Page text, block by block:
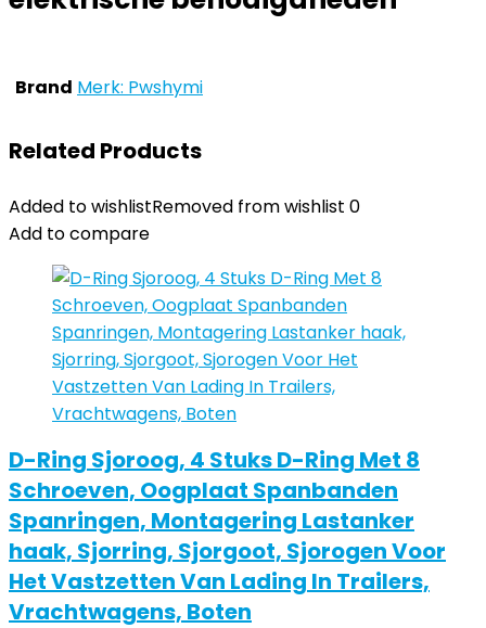
Brand Merk: Pwshymi
Related Products
Added to wishlistRemoved from wishlist 0
Add to compare
D-Ring Sjoroog, 4 Stuks D-Ring Met 8
Schroeven, Oogplaat Spanbanden
Spanringen, Montagering Lastanker
haak, Sjorring, Sjorgoot, Sjorogen Voor
Het Vastzetten Van Lading In Trailers,
Vrachtwagens, Boten